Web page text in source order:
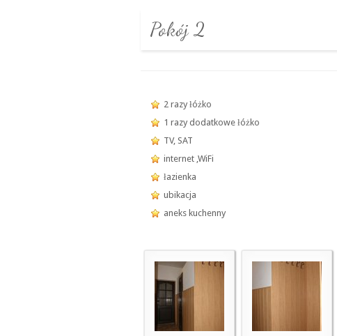
Pokój 2
2 razy łóżko
1 razy dodatkowe łóżko
TV, SAT
internet ,WiFi
łazienka
ubikacja
aneks kuchenny